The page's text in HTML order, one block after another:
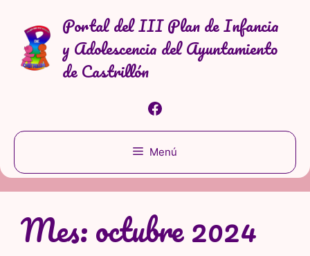
contenido
Portal del III Plan de Infancia
y Adolescencia del Ayuntamiento
de Castrillón
Facebook
Menú
Mes:octubre 2024